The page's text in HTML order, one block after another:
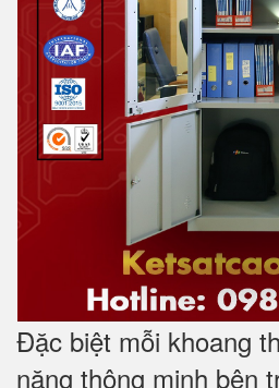
Đặc biệt mỗi khoang
năng thông minh bên